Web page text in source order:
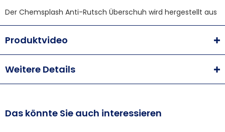
Der Chemsplash Anti-Rutsch Überschuh wird hergestellt aus
Produktvideo
Weitere Details
Das könnte Sie auch interessieren